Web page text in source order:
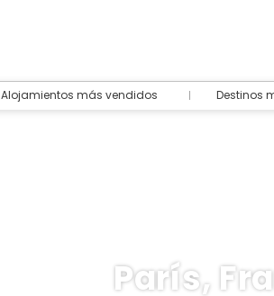
Alojamientos más vendidos Destinos
París,